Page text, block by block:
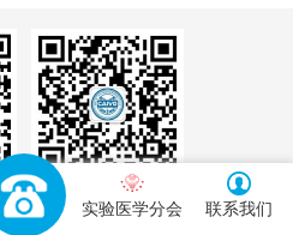
扫描关注
CAIVD官方微信
实验医学分会 联系我们